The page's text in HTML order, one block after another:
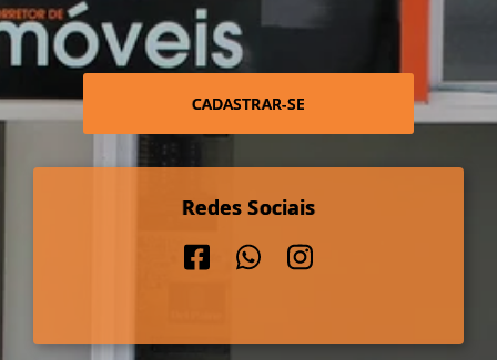
CADASTRAR-SE
Redes Sociais